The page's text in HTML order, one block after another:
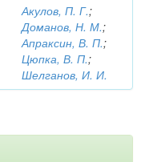
Акулов, П. Г.;
Доманов, Н. М.;
Апраксин, В. П.;
Цюпка, В. П.;
Шелганов, И. И.